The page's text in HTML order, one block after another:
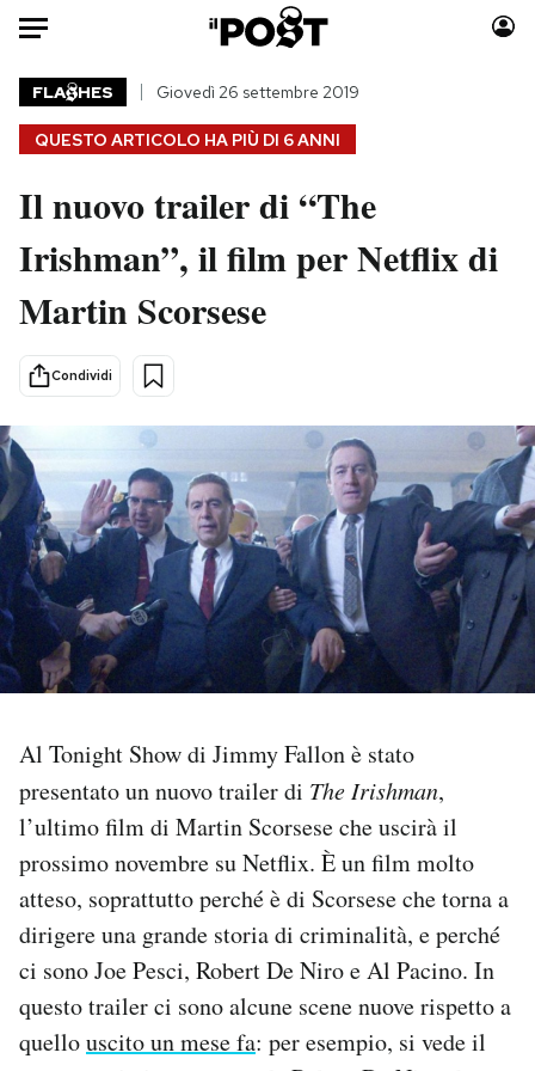
Auto
HOME
Italia
Politica
Tecnologia
Scienza
Economia
Sport
Moda
Consumismi
Altrecose
Mondiali calcio 2026
PODCAST
NEWSLETTER
I MIEI PREFERITI
SHOP
CALENDARIO
AREA PERSONALE
Newsletter
QUESTO ARTICOLO HA PIÙ DI 6 ANNI
FLA HES Giovedì 26 settembre 2019
Il nuovo trailer di “The
Irishman”, il film per Netflix di
Martin Scorsese
Condividi
Al Tonight Show di Jimmy Fallon è stato
presentato un nuovo trailer di The Irishman,
l’ultimo film di Martin Scorsese che uscirà il
prossimo novembre su Netflix. È un film molto
atteso, soprattutto perché è di Scorsese che torna a
dirigere una grande storia di criminalità, e perché
ci sono Joe Pesci, Robert De Niro e Al Pacino. In
questo trailer ci sono alcune scene nuove rispetto a
quellouscito un mese fa: per esempio, si vede il